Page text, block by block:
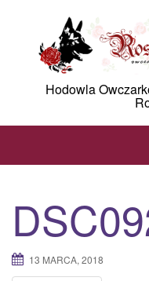
Hodowla
13 MARCA, 2018